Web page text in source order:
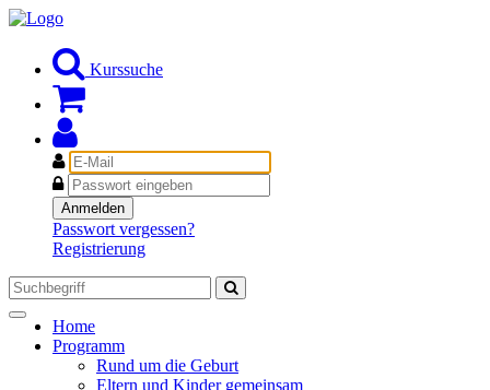
Kurssuche
E-
Mail
Passwort
Anmelden
Passwort vergessen?
Registrierung
Toggle
navigation
Home
Programm
Rund um die Geburt
Eltern und Kinder gemeinsam